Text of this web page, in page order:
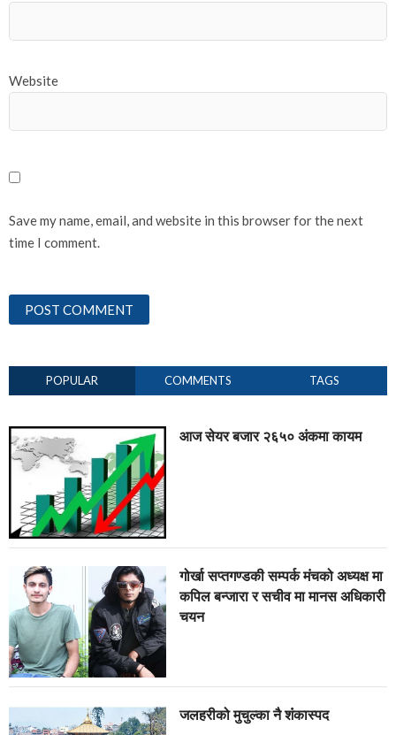
Website
Save my name, email, and website in this browser for the next
time I comment.
POPULAR COMMENTS TAGS
आज सेयर बजार २६५० अंकमा कायम
गोर्खा सप्तगण्डकी सम्पर्क मंचको अध्यक्ष मा
कपिल बन्जारा र सचीव मा मानस अधिकारी
चयन
जलहरीको मुचुल्का नै शंंकास्पद